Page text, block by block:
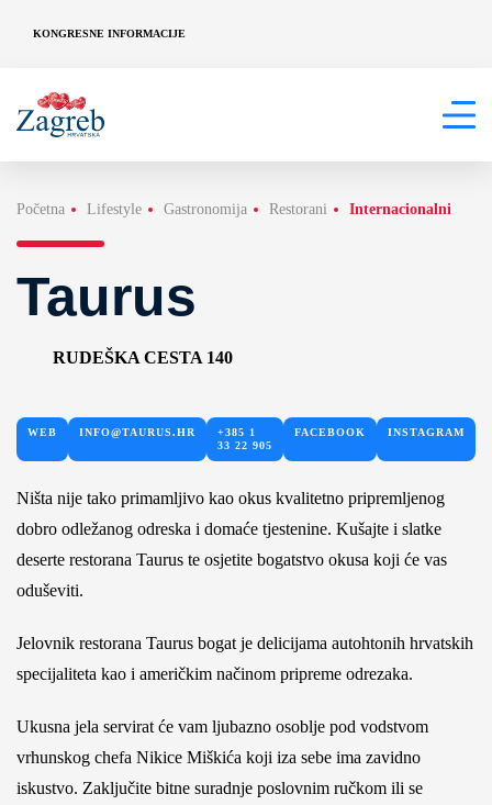
KONGRESNE INFORMACIJE
Početna Lifestyle Gastronomija Restorani Internacionalni
Taurus
RUDEŠKA CESTA 140
WEB INFO@TAURUS.HR
+385 1
33 22 905
FACEBOOK INSTAGRAM
Ništa nije tako primamljivo kao okus kvalitetno pripremljenog
dobro odležanog odreska i domaće tjestenine. Kušajte i slatke
deserte restorana Taurus te osjetite bogatstvo okusa koji će vas
oduševiti.
Jelovnik restorana Taurus bogat je delicijama autohtonih hrvatskih
specijaliteta kao i američkim načinom pripreme odrezaka.
Ukusna jela servirat će vam ljubazno osoblje pod vodstvom
vrhunskog chefa Nikice Miškića koji iza sebe ima zavidno
iskustvo. Zaključite bitne suradnje poslovnim ručkom ili se